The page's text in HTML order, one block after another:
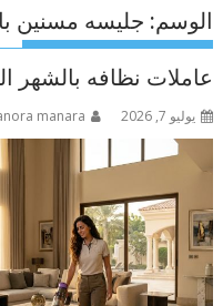
الوسم: جليسه مسنين
عاملات نظافه بالشهر الظهران
يوليو 7, 2026 manara